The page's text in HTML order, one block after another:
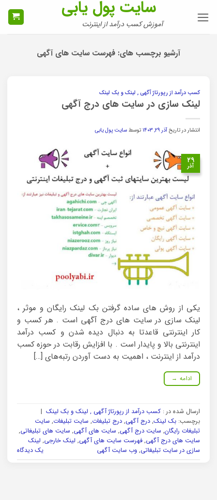
سایت پول یابی
آموزش کسب درآمد از اینترنت
آرشیو برچسب های: فهرست سایت های آگهی
کسب درآمد از رپورتاژ آگهی , لینک و بک لینک
لینک سازی در سایت های درج آگهی
انتشار در تاریخآذر ۲۹, ۱۴۰۳ توسط سایت پول یابی
۲۹
آذر
یکی از روش های ساده گرفتن بک لینک رایگان و موثر ،
لینک سازی در سایت های درج آگهی است . هر کسب و
کار اینترنتی قاعدتا به دنبال دیده شدن و کسب درآمد
اینترنتی بالا و پایدار است . با افزایش رقابت در حوزه کسب
درآمد از اینترنت ، اهمیت به دست آوردن رتبه‌های […]
ادامه →
ارسال شده در : کسب درآمد از رپورتاژ آگهی , لینک و بک لینک |
برچسب: بک لینک, درج آگهی, درج تبلیغات, سایت تبلیغات, سایت
تبلیغات رایگان, سایت درج آگهی, سایت های آگهی, سایت های تبلیغاتی,
سایت های درج آگهی, فهرست سایت های آگهی, لینک خارجی, لینک
سازی در سایت تبلیغاتی, وب سایت آگهی یک دیدگاه